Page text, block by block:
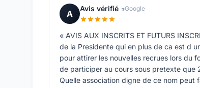
A
Avis vérifié Google
« AVIS AUX INSCRITS ET FUTURS
de la Presidente qui en plus de ca est d
pour attirer les nouvelles recrues lors du
de participer au cours sous pretexte que
Quelle association digne de ce nom peut